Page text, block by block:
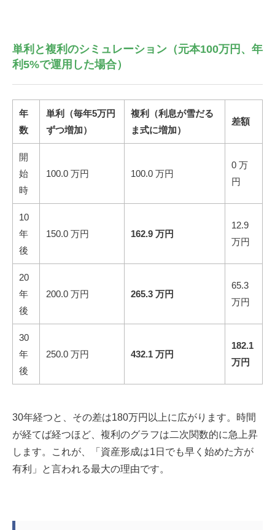
単利と複利のシミュレーション（元本100万円、年
利5%で運用した場合）
年
数
単利（毎年5万円
ずつ増加）
複利（利息が雪だる
ま式に増加）
差額
開
始
時
100.0 万円 100.0 万円
0 万
円
10
年
後
150.0 万円 162.9 万円
12.9
万円
20
年
後
200.0 万円 265.3 万円
65.3
万円
30
年
後
250.0 万円 432.1 万円
182.1
万円
30年経つと、その差は180万円以上に広がります。時間
が経てば経つほど、複利のグラフは二次関数的に急上昇
します。これが、「資産形成は1日でも早く始めた方が
有利」と言われる最大の理由です。